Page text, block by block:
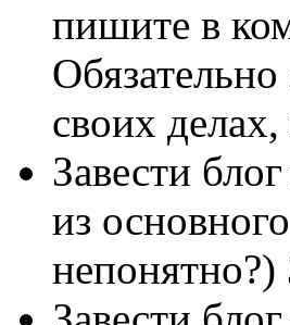
пишите в
Обязательно
своих
Завести
из